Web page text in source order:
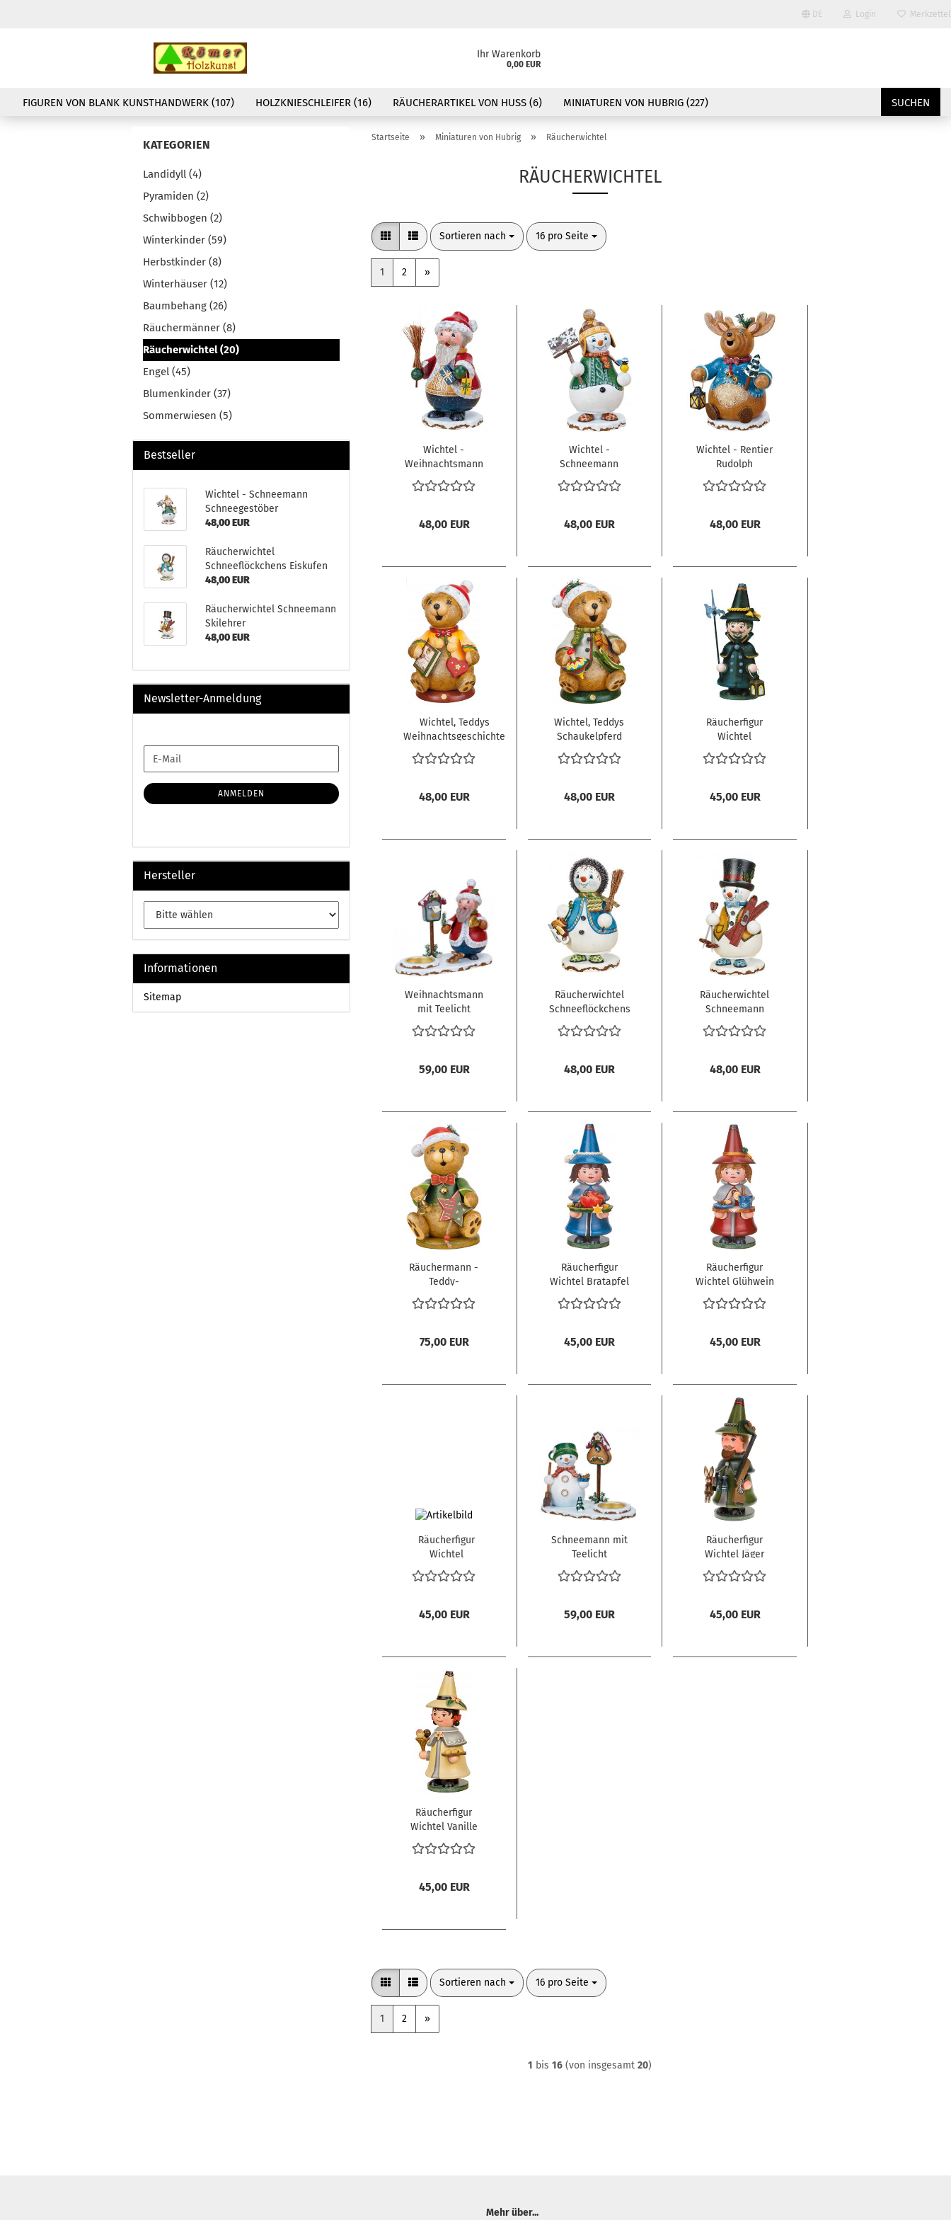
DE
Lieferland
Login Merkzettel
Ihr Warenkorb
0,00 EUR
FIGUREN VON BLANK KUNSTHANDWERK (107) HOLZKNIESCHLEIFER (16) RÄUCHERARTIKEL VON HUSS (6) MINIATUREN VON HUBRIG (227) SUCHEN
Startseite » Miniaturen von Hubrig » Räucherwichtel
RÄUCHERWICHTEL
Sortieren nach
Sortieren nach 16 pro Seite
pro Seite
1 2 »
Wichtel -
Weihnachtsmann
Nico
48,00 EUR
Wichtel -
Schneemann
Schneegestöber
48,00 EUR
Wichtel - Rentier
Rudolph
48,00 EUR
Wichtel, Teddys
Weihnachtsgeschichte
48,00 EUR
Wichtel, Teddys
Schaukelpferd
48,00 EUR
Räucherfigur
Wichtel
Nachtwächter
45,00 EUR
Weihnachtsmann
mit Teelicht
59,00 EUR
Räucherwichtel
Schneeflöckchens
Eiskufen
48,00 EUR
Räucherwichtel
Schneemann
Skilehrer
48,00 EUR
Räuchermann -
Teddy-
Weihnachtsklaus
75,00 EUR
Räucherfigur
Wichtel Bratapfel
45,00 EUR
Räucherfigur
Wichtel Glühwein
45,00 EUR
Räucherfigur
Wichtel
Pfefferkuchenhaus
45,00 EUR
Schneemann mit
Teelicht
59,00 EUR
Räucherfigur
Wichtel Jäger
45,00 EUR
Räucherfigur
Wichtel Vanille
45,00 EUR
Sortieren nach
Sortieren nach 16 pro Seite
pro Seite
1 2 »
1 bis16 (von insgesamt20)
KATEGORIEN
Landidyll (4)
Pyramiden (2)
Schwibbogen (2)
Winterkinder (59)
Herbstkinder (8)
Winterhäuser (12)
Baumbehang (26)
Räuchermänner (8)
Räucherwichtel (20)
Engel (45)
Blumenkinder (37)
Sommerwiesen (5)
Bestseller
Wichtel - Schneemann
Schneegestöber
48,00 EUR
Räucherwichtel
Schneeflöckchens Eiskufen
48,00 EUR
Räucherwichtel Schneemann
Skilehrer
48,00 EUR
Newsletter-Anmeldung
ZUR
ANMELDUNG
E-
Mail
ANMELDEN
Hersteller
Informationen
Sitemap
Mehr über...